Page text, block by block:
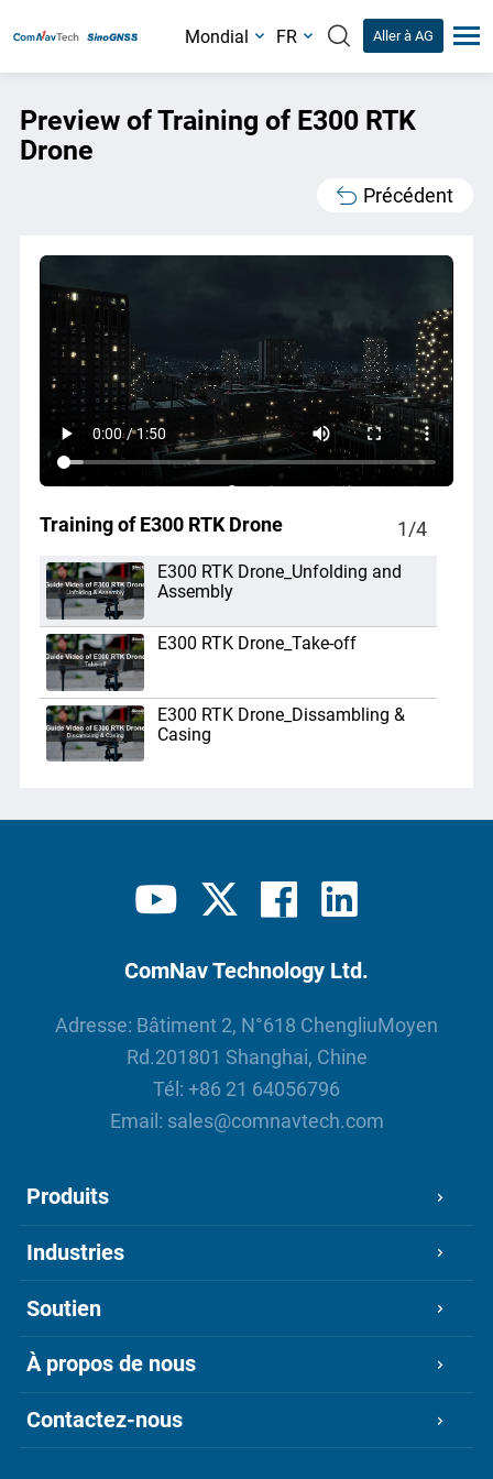
Mondial FR Aller à AG
Preview of Training of E300 RTK
Drone
Précédent
Training of E300 RTK Drone 1/4
E300 RTK Drone_Unfolding and
Assembly
E300 RTK Drone_Take-off
E300 RTK Drone_Dissambling &
Casing
ComNav Technology Ltd.
Adresse: Bâtiment 2, N°618 ChengliuMoyen
Rd.201801 Shanghai, Chine
Tél: +86 21 64056796
Email: sales@comnavtech.com
Produits
Industries
Soutien
À propos de nous
Contactez-nous